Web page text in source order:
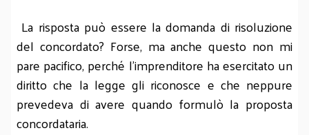
La risposta può essere la domanda di risoluzione
del concordato? Forse, ma anche questo non mi
pare pacifico, perché l'imprenditore ha esercitato un
diritto che la legge gli riconosce e che neppure
prevedeva di avere quando formulò la proposta
concordataria.